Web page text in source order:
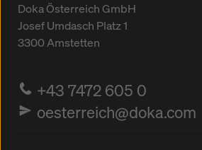
Doka Österreich GmbH
Josef Umdasch Platz 1
3300Amstetten
+43 7472 605 0
oesterreich@doka.com